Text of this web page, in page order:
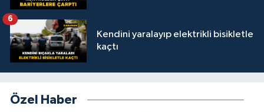
Kendini yaralayıp elektrikli bisikletle
kaçtı
6
Özel Haber